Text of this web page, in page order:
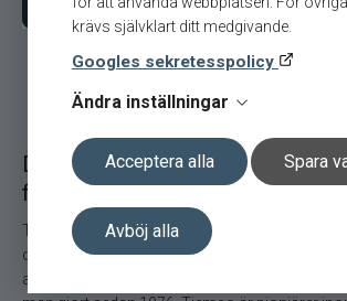
krävs självklart ditt medgivande.
Googles sekretesspolicy
Ändra inställningar
Acceptera alla Spara
Avböj alla
Det finns ett Tiemco verktyg för
flugbindare.
Tiemco är pionjärer inom flugfisket i Japan. De
och utvecklat flugfisket genom undervisning,
att erbjuda ett komplett utbud av utrustning och